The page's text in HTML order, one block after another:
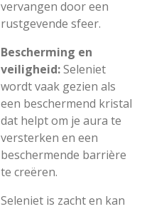
vervangen door een
rustgevende sfeer.
Bescherming en
veiligheid:Seleniet
wordt vaak gezien als
een beschermend kristal
dat helpt om je aura te
versterken en een
beschermende barrière
te creëren.
Seleniet is zacht en kan